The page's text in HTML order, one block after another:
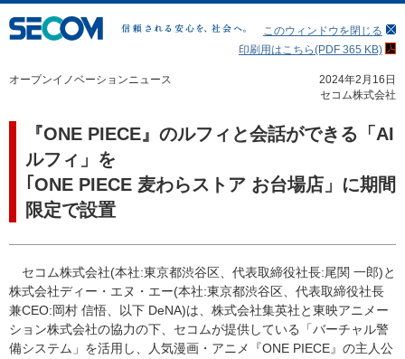
このウィンドウを閉じる
印刷用はこちら(PDF 365 KB)
オープンイノベーションニュース
2024年2月16日
セコム株式会社
『ONE PIECE』のルフィと会話ができる「AI
ルフィ」を
｢ONE PIECE 麦わらストア お台場店」に期間
限定で設置
セコム株式会社(本社:東京都渋谷区、代表取締役社長:尾関 一郎)と
株式会社ディー・エヌ・エー(本社:東京都渋谷区、代表取締役社長
兼CEO:岡村 信悟、以下 DeNA)は、株式会社集英社と東映アニメー
ション株式会社の協力の下、セコムが提供している「バーチャル警
備システム」を活用し、人気漫画・アニメ『ONE PIECE』の主人公